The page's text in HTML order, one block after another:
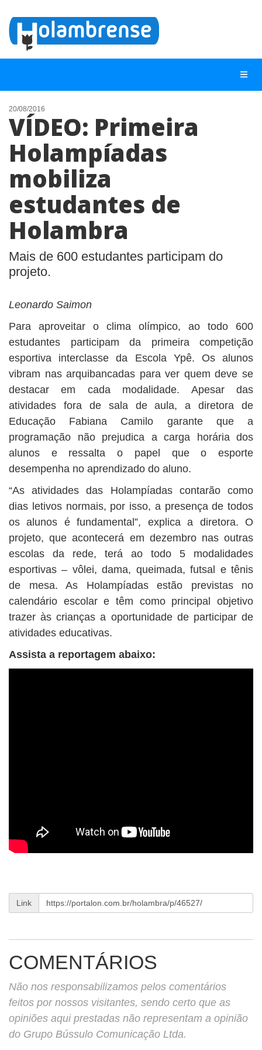
NOTÍCIAS
LISTA DIGITAL
TELEFONES ÚTEIS
ANUNCIE
20/08/2016
VÍDEO: Primeira
Holampíadas
mobiliza
estudantes de
Holambra
Mais de 600 estudantes participam do
projeto.
Leonardo Saimon
Para aproveitar o clima olímpico, ao todo 600
estudantes participam da primeira competição
esportiva interclasse da Escola Ypê. Os alunos
vibram nas arquibancadas para ver quem deve se
destacar em cada modalidade. Apesar das
atividades fora de sala de aula, a diretora de
Educação Fabiana Camilo garante que a
programação não prejudica a carga horária dos
alunos e ressalta o papel que o esporte
desempenha no aprendizado do aluno.
“As atividades das Holampíadas contarão como
dias letivos normais, por isso, a presença de todos
os alunos é fundamental”, explica a diretora. O
projeto, que acontecerá em dezembro nas outras
escolas da rede, terá ao todo 5 modalidades
esportivas – vôlei, dama, queimada, futsal e tênis
de mesa. As Holampíadas estão previstas no
calendário escolar e têm como principal objetivo
trazer às crianças a oportunidade de participar de
atividades educativas.
Assista a reportagem abaixo:
Link
COMENTÁRIOS
Não nos responsabilizamos pelos comentários
feitos por nossos visitantes, sendo certo que as
opiniões aqui prestadas não representam a opinião
do Grupo Bússulo Comunicação Ltda.